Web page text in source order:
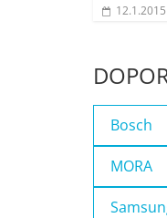
12.1.2015
Bosch
MORA